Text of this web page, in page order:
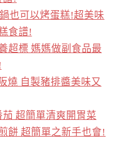
也可以烤蛋糕!超美味
食譜!
超標 媽媽做副食品最
燒 自製豬排醬美味又
茄 超簡單清爽開胃菜
餅 超簡單之新手也會!